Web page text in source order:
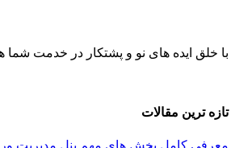
های نو و پشتکار در خدمت شما هستیم.
مقالات
کامل بخش های مهم پنل مدیریت وردپرس